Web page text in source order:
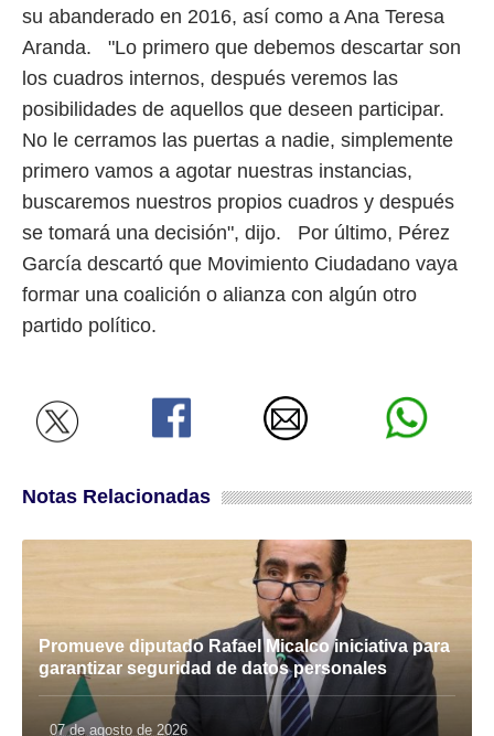
su abanderado en 2016, así como a Ana Teresa
Aranda. "Lo primero que debemos descartar son
los cuadros internos, después veremos las
posibilidades de aquellos que deseen participar.
No le cerramos las puertas a nadie, simplemente
primero vamos a agotar nuestras instancias,
buscaremos nuestros propios cuadros y después
se tomará una decisión", dijo. Por último, Pérez
García descartó que Movimiento Ciudadano vaya
formar una coalición o alianza con algún otro
partido político.
Notas Relacionadas
Promueve diputado Rafael Micalco iniciativa para
garantizar seguridad de datos personales
07 de agosto de 2026